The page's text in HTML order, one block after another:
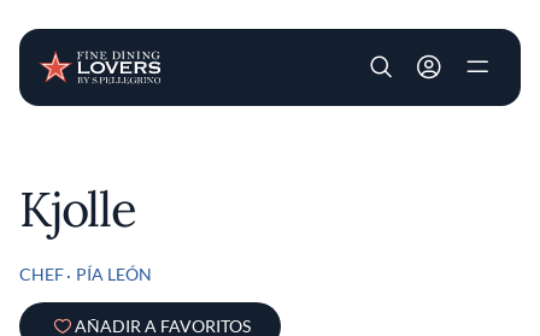
User account
Kjolle
CHEF PÍA LEÓN
AÑADIR A FAVORITOS